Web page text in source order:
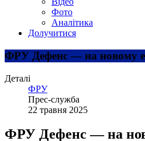
Фото
Аналітика
Долучитися
ФРУ Дефенс — на новому
Деталі
ФРУ
Прес-служба
22 травня 2025
ФРУ Дефенс — на